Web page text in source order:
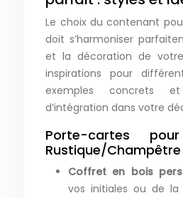
Le choix du contenant
doit s’harmoniser
et la décoration de
inspirations pour
exemples concrets
d’intégration dans votre
Porte-cartes
Rustique/Champêtre
Coffret en bois
vos initiales ou de